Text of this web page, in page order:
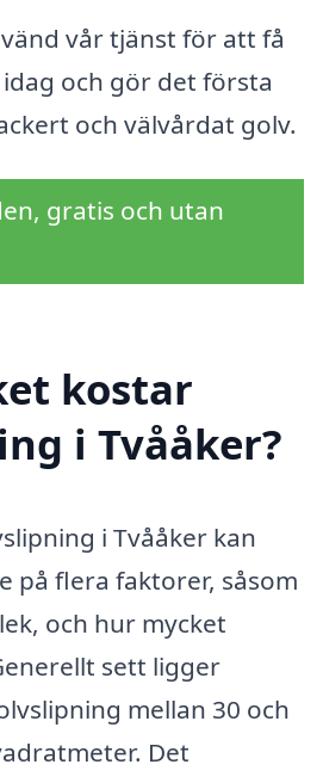
vår tjänst för att få
och gör det första
och välvårdat golv.
gratis och utan
kostar
i Tvååker?
i Tvååker kan
på flera faktorer, såsom
och hur mycket
sett ligger
mellan 30 och
Det